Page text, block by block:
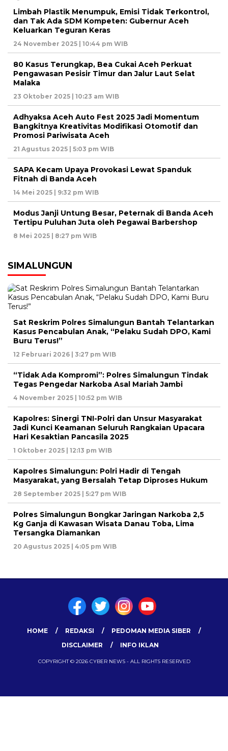
Limbah Plastik Menumpuk, Emisi Tidak Terkontrol,
dan Tak Ada SDM Kompeten: Gubernur Aceh
Keluarkan Teguran Keras
24 November 2025 | 10:44 pm WIB
80 Kasus Terungkap, Bea Cukai Aceh Perkuat
Pengawasan Pesisir Timur dan Jalur Laut Selat
Malaka
23 Oktober 2025 | 10:23 am WIB
Adhyaksa Aceh Auto Fest 2025 Jadi Momentum
Bangkitnya Kreativitas Modifikasi Otomotif dan
Promosi Pariwisata Aceh
21 Agustus 2025 | 5:03 pm WIB
SAPA Kecam Upaya Provokasi Lewat Spanduk
Fitnah di Banda Aceh
14 Mei 2025 | 9:32 pm WIB
Modus Janji Untung Besar, Peternak di Banda Aceh
Tertipu Puluhan Juta oleh Pegawai Barbershop
8 Mei 2025 | 8:27 pm WIB
SIMALUNGUN
Sat Reskrim Polres Simalungun Bantah Telantarkan
Kasus Pencabulan Anak, “Pelaku Sudah DPO, Kami
Buru Terus!”
12 Februari 2026 | 3:27 pm WIB
“Tidak Ada Kompromi”: Polres Simalungun Tindak
Tegas Pengedar Narkoba Asal Mariah Jambi
4 November 2025 | 10:52 pm WIB
Kapolres: Sinergi TNI-Polri dan Unsur Masyarakat
Jadi Kunci Keamanan Seluruh Rangkaian Upacara
Hari Kesaktian Pancasila 2025
1 Oktober 2025 | 12:13 pm WIB
Kapolres Simalungun: Polri Hadir di Tengah
Masyarakat, yang Bersalah Tetap Diproses Hukum
28 September 2025 | 5:27 pm WIB
Polres Simalungun Bongkar Jaringan Narkoba 2,5
Kg Ganja di Kawasan Wisata Danau Toba, Lima
Tersangka Diamankan
20 Agustus 2025 | 4:05 pm WIB
HOME REDAKSI
PEDOMAN MEDIA SIBER
DISCLAIMER
INFO IKLAN
COPYRIGHT © 2026 CYBER NEWS - ALL RIGHTS RESERVED